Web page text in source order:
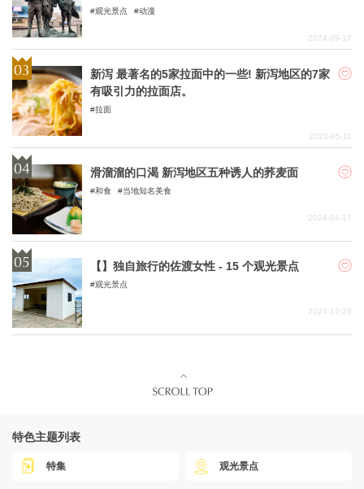
观光景点 动漫
2024-09-17
新泻 最著名的5家拉面中的一些! 新泻地区的7家
有吸引力的拉面店。
拉面
2023-05-11
滑溜溜的口渴 新泻地区五种诱人的荞麦面
和食 当地知名美食
2024-04-17
【】独自旅行的佐渡女性 - 15 个观光景点
观光景点
2024-12-26
特色主题列表
特集 观光景点